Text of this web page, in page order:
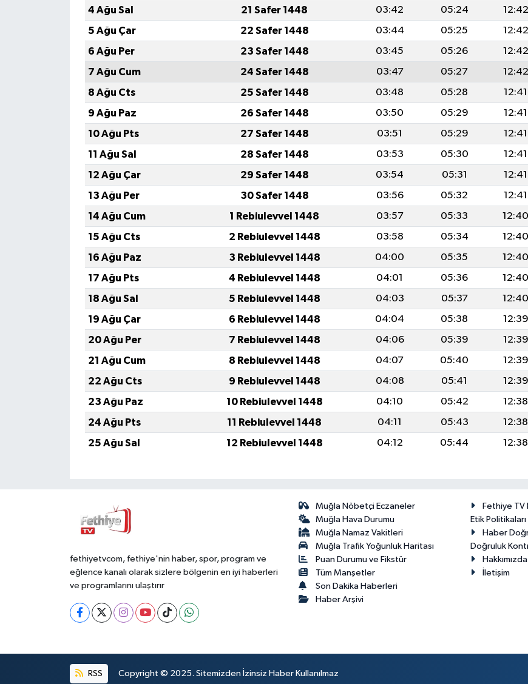
4 Ağu Sal
21 Safer 1448 03:42 05:24 12:42
5 Ağu Çar
22 Safer 1448 03:44 05:25 12:42
6 Ağu Per
23 Safer 1448 03:45 05:26 12:42
7 Ağu Cum
24 Safer 1448 03:47 05:27 12:42
8 Ağu Cts
25 Safer 1448 03:48 05:28 12:41
9 Ağu Paz
26 Safer 1448 03:50 05:29 12:41
10 Ağu Pts
27 Safer 1448 03:51 05:29 12:41
11 Ağu Sal
28 Safer 1448 03:53 05:30 12:41
12 Ağu Çar
29 Safer 1448 03:54 05:31 12:41
13 Ağu Per
30 Safer 1448 03:56 05:32 12:41
14 Ağu Cum
1 Rebiulevvel 1448 03:57 05:33 12:40
15 Ağu Cts
2 Rebiulevvel 1448 03:58 05:34 12:40
16 Ağu Paz
3 Rebiulevvel 1448 04:00 05:35 12:40
17 Ağu Pts
4 Rebiulevvel 1448 04:01 05:36 12:40
18 Ağu Sal
5 Rebiulevvel 1448 04:03 05:37 12:40
19 Ağu Çar
6 Rebiulevvel 1448 04:04 05:38 12:39
20 Ağu Per
7 Rebiulevvel 1448 04:06 05:39 12:39
21 Ağu Cum
8 Rebiulevvel 1448 04:07 05:40 12:39
22 Ağu Cts
9 Rebiulevvel 1448 04:08 05:41 12:39
23 Ağu Paz
10 Rebiulevvel 1448 04:10 05:42 12:38
24 Ağu Pts
11 Rebiulevvel 1448 04:11 05:43 12:38
25 Ağu Sal
12 Rebiulevvel 1448 04:12 05:44 12:38
fethiyetvcom, fethiye'nin haber, spor, program ve
eğlence kanalı olarak sizlere bölgenin en iyi haberleri
ve programlarını ulaştırır
Muğla Nöbetçi Eczaneler
Muğla Hava Durumu
Muğla Namaz Vakitleri
Muğla Trafik Yoğunluk Haritası
Puan Durumu ve Fikstür
Tüm Manşetler
Son Dakika Haberleri
Haber Arşivi
Fethiye TV
Etik Politikaları
Haber
Doğruluk
Hakkımızda
İletişim
RSS Copyright © 2025. Sitemizden İzinsiz Haber Kullanılmaz